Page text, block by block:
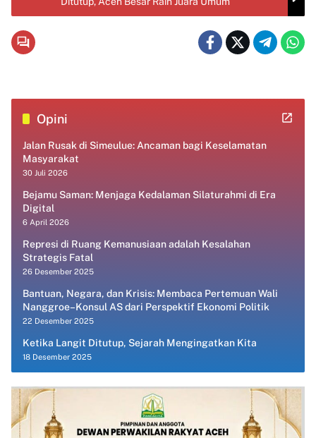
Opini
Jalan Rusak di Simeulue: Ancaman bagi Keselamatan
Masyarakat
30 Juli 2026
Bejamu Saman: Menjaga Kedalaman Silaturahmi di Era
Digital
6 April 2026
Represi di Ruang Kemanusiaan adalah Kesalahan
Strategis Fatal
26 Desember 2025
Bantuan, Negara, dan Krisis: Membaca Pertemuan Wali
Nanggroe–Konsul AS dari Perspektif Ekonomi Politik
22 Desember 2025
Ketika Langit Ditutup, Sejarah Mengingatkan Kita
18 Desember 2025